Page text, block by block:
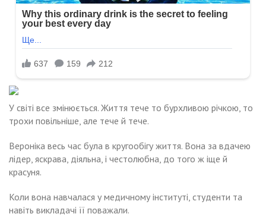
У світі все змінюється. Життя тече то бурхливою річкою, то
трохи повільніше, але тече й тече.
Вероніка весь час була в кругообігу життя. Вона за вдачею
лідер, яскрава, діяльна, і честолюбна, до того ж іще й
красуня.
Коли вона навчалася у медичному інституті, студенти та
навіть викладачі її поважали.